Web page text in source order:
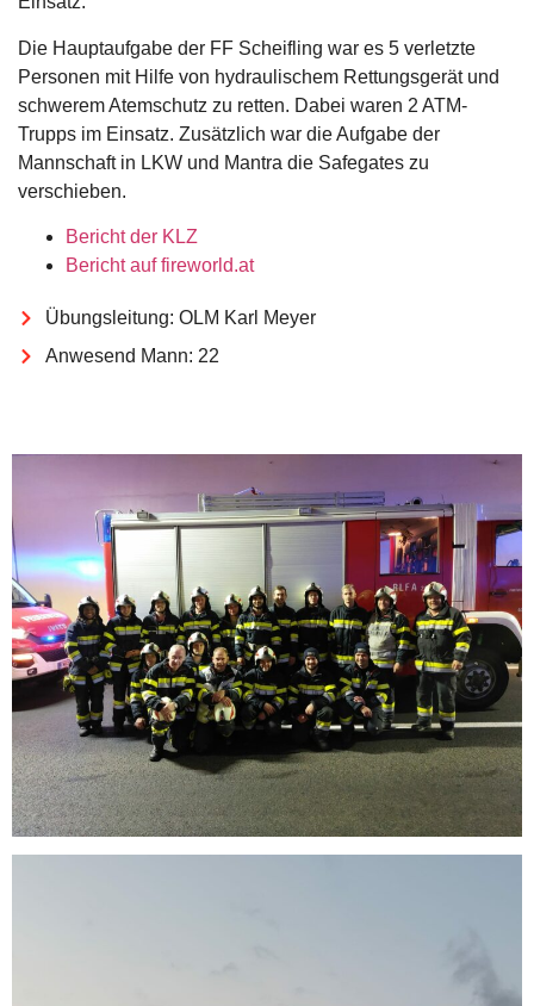
Die Hauptaufgabe der FF Scheifling war es 5 verletzte
Personen mit Hilfe von hydraulischem Rettungsgerät und
schwerem Atemschutz zu retten. Dabei waren 2 ATM-
Trupps im Einsatz. Zusätzlich war die Aufgabe der
Mannschaft in LKW und Mantra die Safegates zu
verschieben.
Bericht der KLZ
Bericht auf fireworld.at
Übungsleitung: OLM Karl Meyer
Anwesend Mann: 22